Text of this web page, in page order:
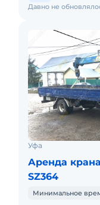
Давно не
Уфа
Аренда
SZ364
Минимальное